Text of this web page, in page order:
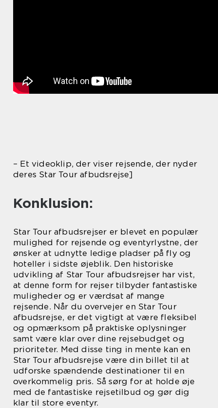
– Et videoklip, der viser rejsende, der nyder
deres Star Tour afbudsrejse]
Konklusion:
Star Tour afbudsrejser er blevet en populær
mulighed for rejsende og eventyrlystne, der
ønsker at udnytte ledige pladser på fly og
hoteller i sidste øjeblik. Den historiske
udvikling af Star Tour afbudsrejser har vist,
at denne form for rejser tilbyder fantastiske
muligheder og er værdsat af mange
rejsende. Når du overvejer en Star Tour
afbudsrejse, er det vigtigt at være fleksibel
og opmærksom på praktiske oplysninger
samt være klar over dine rejsebudget og
prioriteter. Med disse ting in mente kan en
Star Tour afbudsrejse være din billet til at
udforske spændende destinationer til en
overkommelig pris. Så sørg for at holde øje
med de fantastiske rejsetilbud og gør dig
klar til store eventyr.